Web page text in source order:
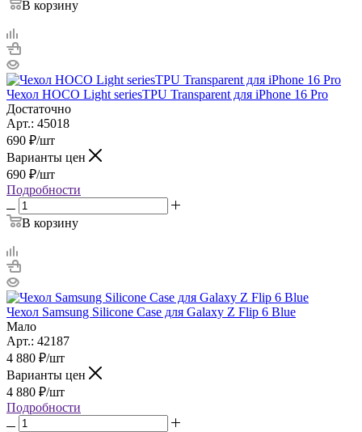
В корзину
Чехол HOCO Light seriesTPU Transparent для iPhone 16 Pro
Достаточно
Арт.: 45018
690 ₽/шт
Варианты цен
690 ₽/шт
Подробности
В корзину
Чехол Samsung Silicone Case для Galaxy Z Flip 6 Blue
Мало
Арт.: 42187
4 880 ₽/шт
Варианты цен
4 880 ₽/шт
Подробности